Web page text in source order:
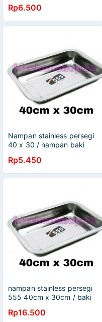
Rp6.500
Nampan stainless persegi
40 x 30 / nampan baki
/ tatakan piring gelas
stainless / baking tray
40cmx 30cm / nampan
32cmx22cm 36cmx27cm
Rp5.450
nampan stainless persegi
555 40cm x 30cm / baki
40x30
Rp16.500